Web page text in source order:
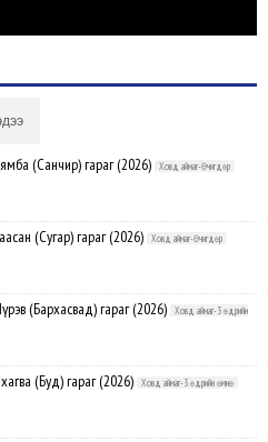
(Санчир) гараг (2026) Ховд аймаг-Өчигдөр
(Сугар) гараг (2026) Ховд аймаг-Өчигдөр
(Бархасвад) гараг (2026)
Ховд аймаг-3 өдрийн
(Буд) гараг (2026) Ховд аймаг-3 өдрийн өмнө